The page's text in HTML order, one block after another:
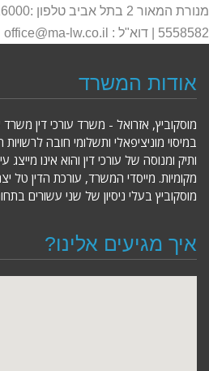
5558582 | דוא"ל : office@ma-lw.co.il
אודות המשרד
מוסקוביץ, אזרואל - משרד עורכי דין
במיסוי מוניציפאלי ותשלומי חובה
ותיק ומנוסה של עורכי דין והוא אינו מייצג
מקומיות. מייסדי המשרד, עורכת הדין טל
מוסקוביץ בעלי ניסיון של שני עשורים
איך מגיעים אלינו?